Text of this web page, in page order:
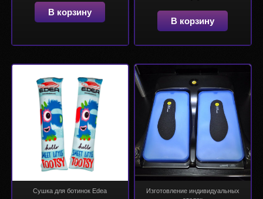
В корзину
В корзину
Сушка для ботинок Edea
Изготовление индивидуальных